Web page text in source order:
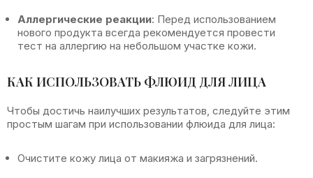
Аллергические реакции: Перед использованием
нового продукта всегда рекомендуется провести
тест на аллергию на небольшом участке кожи.
КАК ИСПОЛЬЗОВАТЬ ФЛЮИД ДЛЯ ЛИЦА
Чтобы достичь наилучших результатов, следуйте этим
простым шагам при использовании флюида для лица:
Очистите кожу лица от макияжа и загрязнений.